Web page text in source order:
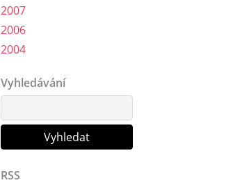
2007
2006
2004
Vyhledávání
RSS